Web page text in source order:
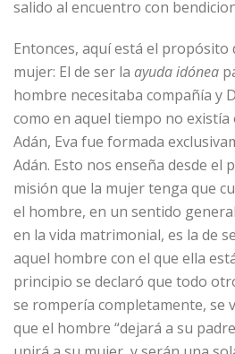
salido al encuentro con
Entonces, aquí está el propósito
mujer: El de ser la ayuda idónea
hombre necesitaba compañía y
como en aquel tiempo no
Adán, Eva fue formada
Adán. Esto nos enseña desde el
misión que la mujer tenga que
el hombre, en un sentido
en la vida matrimonial, es la de
aquel hombre con el que ella
principio se declaró que todo
se rompería completamente, se
que el hombre “dejará a su